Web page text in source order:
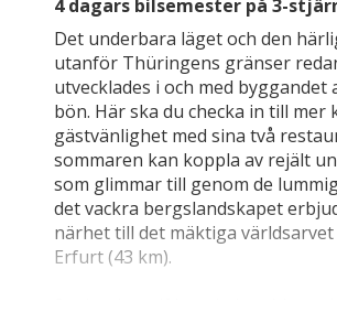
4 dagars bilsemester på 3-
Det underbara läget och den
utanför Thüringens gränser
utvecklades i och med
bön. Här ska du checka in till
gästvänlighet med sina två
sommaren kan koppla av rejält
som glimmar till genom de
det vackra bergslandskapet
närhet till det mäktiga
Erfurt (43 km).